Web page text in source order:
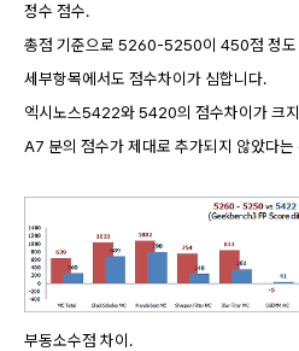
정수 점수.
총점 기준으로 5260-5250이 450점 정도
세부항목에서도 점수차이가 심합니다.
엑시노스5422와 5420의 점수차이가 크
A7 분의 점수가 제대로 추가되지 않았다는
부동소수점 차이.